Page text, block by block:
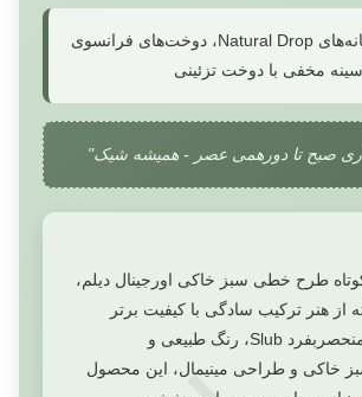
شانه‌های Natural Drop، دوخت‌های فرانسوی
مخفی با دوخت تزئینی
صبح تا دورهمی عصر - همیشه شیک"
طرح خطی سبز خاکی اورجینال دیلم،
از هنر ترکیب سادگی با کیفیت برتر
است. با بافت منحصربفرد Slub، رنگ طبیعی و
خاکی و طراحی مینیمال، این محصول